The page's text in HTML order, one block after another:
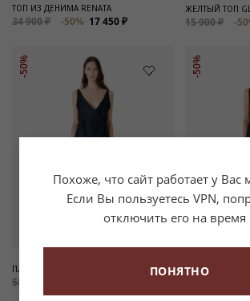
ТОП ИЗ ДЕНИМА RENATA
34 900 ₽ -50% 17 450 ₽
ЖЕЛТЫЙ ТОП
15 900 ₽ -
-50%
ПЛАТЬЕ ИЗ ДЕНИМА RANIA
58 900 ₽
-50%
БРЮКИ
REMY
45 900 ₽ -
Похоже, что сайт работает у Вас
Если Вы пользуетесь VPN,
отключить его на время
ПОНЯТНО